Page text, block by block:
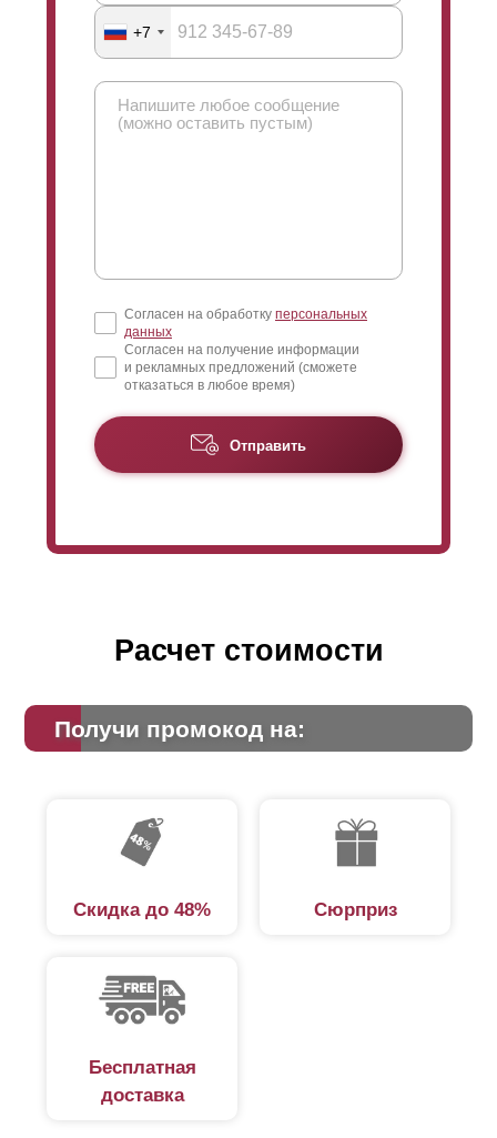
+7
Согласен на обработку персональных
данных
Согласен на получение информации
и рекламных предложений (сможете
отказаться в любое время)
Отправить
Расчет стоимости
Получи промокод на:
Скидка до 48% Сюрприз
Бесплатная
доставка